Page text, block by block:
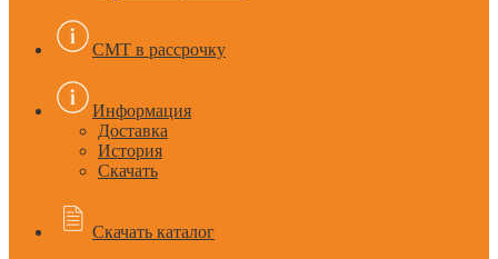
CMT в рассрочку
Информация
Доставка
История
Скачать
Скачать каталог